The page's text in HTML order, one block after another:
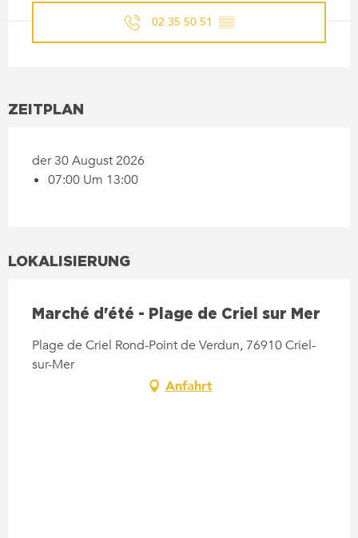
02 35 50 51 ▒▒
ZEITPLAN
der 30 August 2026
07:00 Um 13:00
LOKALISIERUNG
Marché d'été - Plage de Criel sur Mer
Plage de Criel Rond-Point de Verdun, 76910 Criel-
sur-Mer
Anfahrt